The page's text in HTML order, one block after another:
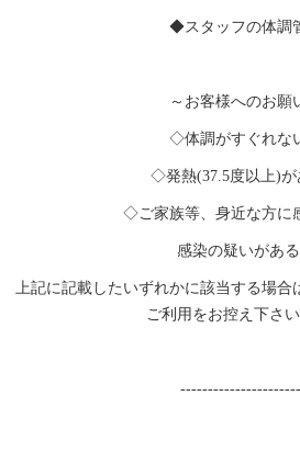
◆スタッフの体調
～お客様へのお願
◇体調がすぐれな
◇発熱(37.5度以上)が
◇ご家族等、身近な方に
感染の疑いがあ
上記に記載したいずれかに該当する場合
ご利用をお控え下さい